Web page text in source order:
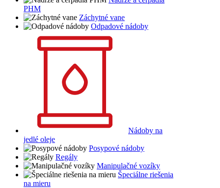
PHM
Záchytné vane
Odpadové nádoby
Nádoby na
jedlé oleje
Posypové nádoby
Regály
Manipulačné vozíky
Špeciálne riešenia
na mieru